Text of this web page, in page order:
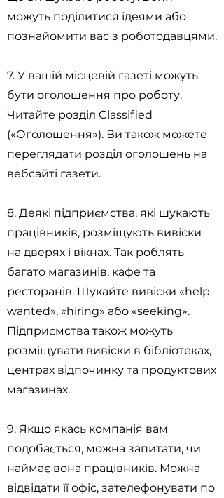
можуть поділитися ідеями або
познайомити вас з роботодавцями.
7. У вашій місцевій газеті можуть
бути оголошення про роботу.
Читайте розділ Classified
(«Оголошення»). Ви також можете
переглядати розділ оголошень на
вебсайті газети.
8. Деякі підприємства, які шукають
працівників, розміщують вивіски
на дверях і вікнах. Так роблять
багато магазинів, кафе та
ресторанів. Шукайте вивіски «help
wanted», «hiring» або «seeking».
Підприємства також можуть
розміщувати вивіски в бібліотеках,
центрах відпочинку та продуктових
магазинах.
9. Якщо якась компанія вам
подобається, можна запитати, чи
наймає вона працівників. Можна
відвідати її офіс, зателефонувати по